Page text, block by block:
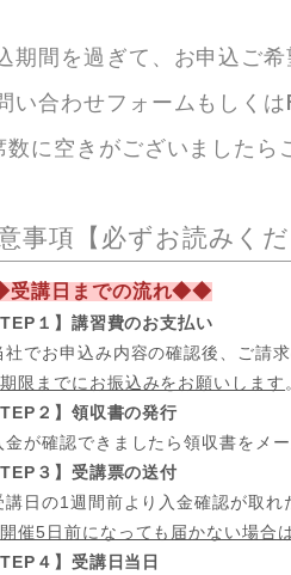
期間を過ぎて、お申込ご希
い合わせフォームもしく
数に空きがございましたら
事項【必ずお読みくだ
講日までの流れ◆◆
１】講習費のお支払い
社でお申込み内容の確認後、ご請
期限までにお振込みをお願いします
２】領収書の発行
金が確認できましたら領収書をメ
３】受講票の送付
講日の1週間前より入金確認が取
開催5日前になっても届かない場合
４】受講日当日